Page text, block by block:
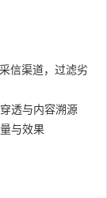
信渠道，过滤劣
透与内容溯源
与效果